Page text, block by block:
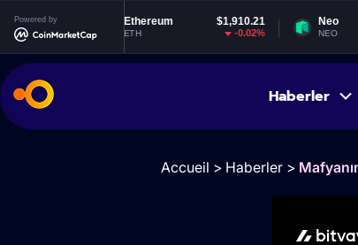
Powered byEthereum $1,910.21
ETH
Neo
NEO
Haberler
Accueil > Haberler >